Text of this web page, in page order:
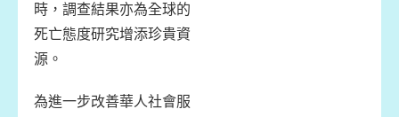
時，調查結果亦為全球的
死亡態度研究增添珍貴資
源。
為進一步改善華人社會服